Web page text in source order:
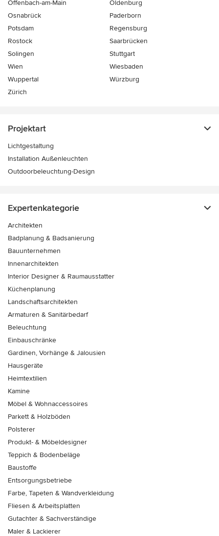
Offenbach-am-Main
Oldenburg
Osnabrück
Paderborn
Potsdam
Regensburg
Rostock
Saarbrücken
Solingen
Stuttgart
Wien
Wiesbaden
Wuppertal
Würzburg
Zürich
Projektart
Lichtgestaltung
Installation Außenleuchten
Outdoorbeleuchtung-Design
Expertenkategorie
Architekten
Badplanung & Badsanierung
Bauunternehmen
Innenarchitekten
Interior Designer & Raumausstatter
Küchenplanung
Landschaftsarchitekten
Armaturen & Sanitärbedarf
Beleuchtung
Einbauschränke
Gardinen, Vorhänge & Jalousien
Hausgeräte
Heimtextilien
Kamine
Möbel & Wohnaccessoires
Parkett & Holzböden
Polsterer
Produkt- & Möbeldesigner
Teppich & Bodenbeläge
Baustoffe
Entsorgungsbetriebe
Farbe, Tapeten & Wandverkleidung
Fliesen & Arbeitsplatten
Gutachter & Sachverständige
Maler & Lackierer